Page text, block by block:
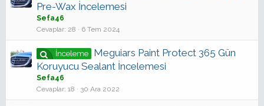
Pre-Wax İncelemesi
Sefa46
Cevaplar 28 6 Tem 2024
İnceleme
Meguiars Paint Protect 365 Gün
Koruyucu Sealant İncelemesi
Sefa46
Cevaplar 18 30 Ara 2022